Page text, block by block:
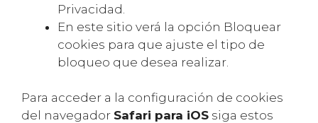
Privacidad.
En este sitio verá la opción Bloquear
cookies para que ajuste el tipo de
bloqueo que desea realizar.
Para acceder a la configuración de cookies
del navegador Safari para iOS siga estos